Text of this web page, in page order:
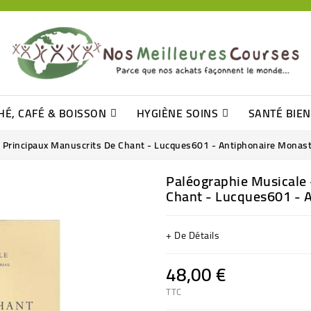
CAFÉ & BOISSON HYGIÈNE SOINS SANTÉ
Manuscrits De Chant - Lucques601 - Antiphonaire
Paléographie
Chant - Lucques601 -
+ De Détails
48,00 €
TTC